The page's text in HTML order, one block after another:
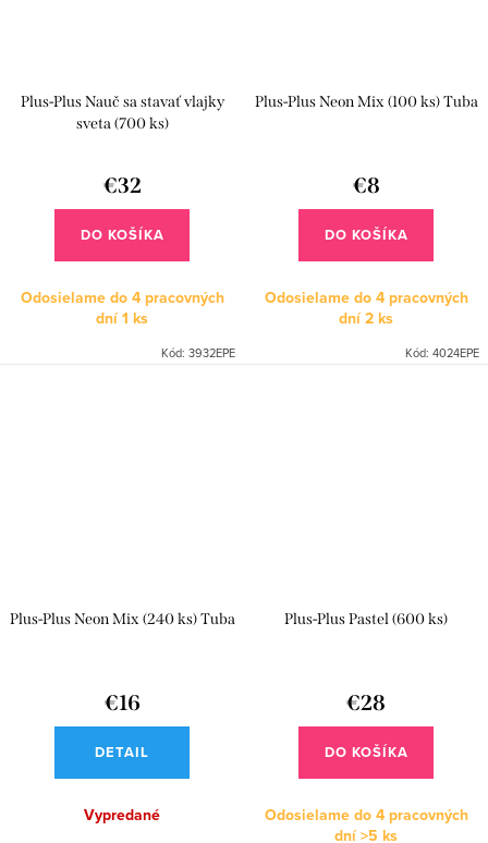
Plus-Plus Nauč sa stavať vlajky
sveta (700 ks)
€32
DO KOŠÍKA
Odosielame do 4 pracovných
dní1 ks
Kód: 3932EPE
Plus-Plus Neon Mix (100 ks) Tuba
€8
DO KOŠÍKA
Odosielame do 4 pracovných
dní2 ks
Kód: 4024EPE
Plus-Plus Neon Mix (240 ks) Tuba
€16
DETAIL
Vypredané
Plus-Plus Pastel (600 ks)
€28
DO KOŠÍKA
Odosielame do 4 pracovných
dní>5 ks